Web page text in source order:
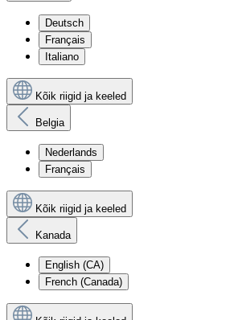
Deutsch
Français
Italiano
Kõik riigid ja keeled
Belgia
Nederlands
Français
Kõik riigid ja keeled
Kanada
English (CA)
French (Canada)